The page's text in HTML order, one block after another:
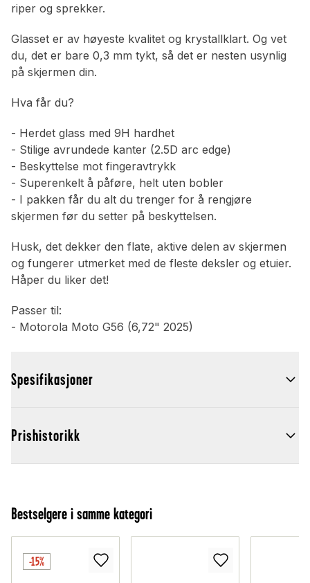
riper og sprekker.
Glasset er av høyeste kvalitet og krystallklart. Og vet
du, det er bare 0,3 mm tykt, så det er nesten usynlig
på skjermen din.
Hva får du?
- Herdet glass med 9H hardhet
- Stilige avrundede kanter (2.5D arc edge)
- Beskyttelse mot fingeravtrykk
- Superenkelt å påføre, helt uten bobler
- I pakken får du alt du trenger for å rengjøre
skjermen før du setter på beskyttelsen.
Husk, det dekker den flate, aktive delen av skjermen
og fungerer utmerket med de fleste deksler og etuier.
Håper du liker det!
Passer til:
- Motorola Moto G56 (6,72" 2025)
Spesifikasjoner
Prishistorikk
Bestselgere i samme kategori
-15%